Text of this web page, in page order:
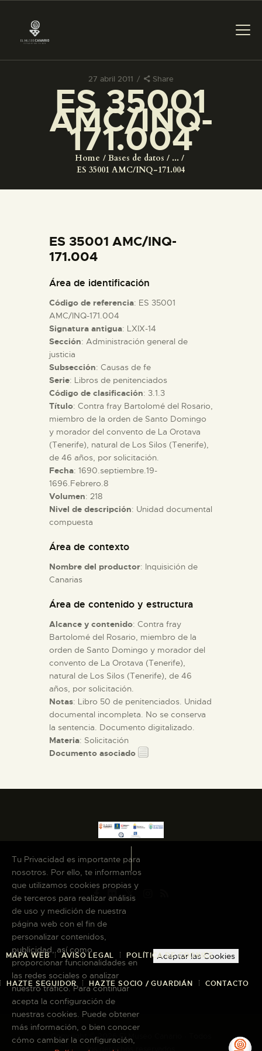
27 abril 2011 Share
ES 35001
AMC/INQ-
171.004
Home Bases de datos
...
ES 35001 AMC/INQ-171.004
PREPARAR LA VISITA
ACTIVIDADES
COLECCIONES
ESPAÑOL
PREPARAR LA VISITA
ACTIVIDADES
█
EL MUSEO
COLECCIONES
DIDÁCTICA
ES 35001 AMC/INQ-
171.004
Área de identificación
Código de referencia: ES 35001
AMC/INQ-171.004
Signatura antigua: LXIX-14
Sección: Administración general de
justicia
Subsección: Causas de fe
Serie: Libros de penitenciados
Código de clasificación: 3.1.3
Título: Contra fray Bartolomé del Rosario,
miembro de la orden de Santo Domingo
y morador del convento de La Orotava
(Tenerife), natural de Los Silos (Tenerife),
de 46 años, por solicitación.
Fecha: 1690.septiembre.19-
1696.Febrero.8
Volumen: 218
Nivel de descripción: Unidad documental
compuesta
Área de contexto
Nombre del productor: Inquisición de
Canarias
Área de contenido y estructura
Alcance y contenido: Contra fray
Bartolomé del Rosario, miembro de la
orden de Santo Domingo y morador del
convento de La Orotava (Tenerife),
natural de Los Silos (Tenerife), de 46
años, por solicitación.
Notas: Libro 50 de penitenciados. Unidad
documental incompleta. No se conserva
la sentencia. Documento digitalizado.
Materia: Solicitación
Documento asociado
MAPA WEB AVISO LEGAL POLÍTICA DE COOKIES
HAZTE SEGUIDOR HAZTE SOCIO / GUARDIÁN CONTACTO
Copyright © 2026 El Museo Canario · Todos
los derechos reservados
Tu Privacidad es importante para
nosotros. Por ello, te informamos
que utilizamos cookies propias y
de terceros para realizar análisis
de uso y medición de nuestra
página web con el fin de
personalizar contenidos,
publicidad, así como
proporcionar funcionalidades en
las redes sociales o analizar
nuestro tráfico. Para continuar
acepta la configuración de
nuestras cookies. Puede obtener
más información, o bien conocer
cómo cambiar la configuración,
Aceptar las Cookies